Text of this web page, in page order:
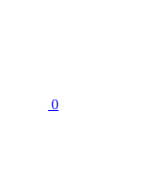
0